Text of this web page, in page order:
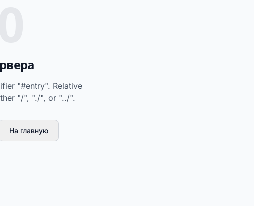
"#entry". Relative
"/", "./", or "../".
На главную